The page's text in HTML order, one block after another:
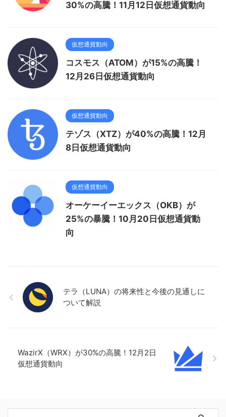
30%の高騰！11月12日仮想通貨動向
仮想通貨動向
コスモス（ATOM）が15%の高騰！
12月26日仮想通貨動向
仮想通貨動向
テゾス（XTZ）が40%の高騰！12月
8日仮想通貨動向
仮想通貨動向
オーケーイーエックス（OKB）が
25%の暴騰！10月20日仮想通貨動
向
テラ（LUNA）の将来性と今後の見通しに
ついて解説
WazirX（WRX）が30%の高騰！12月2日
仮想通貨動向